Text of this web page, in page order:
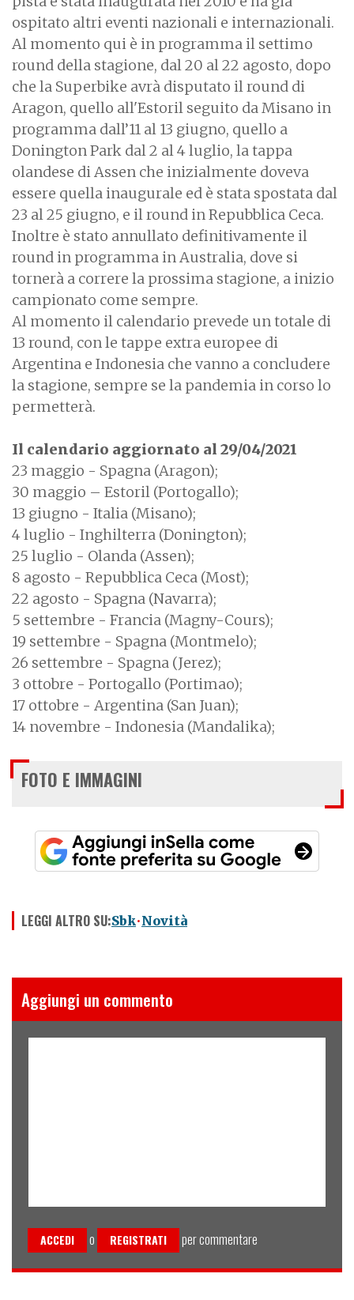
ospitato altri eventi nazionali e internazionali.
Al momento qui è in programma il settimo
round della stagione, dal 20 al 22 agosto, dopo
che la Superbike avrà disputato il round di
Aragon, quello all'Estoril seguito da Misano in
programma dall’11 al 13 giugno, quello a
Donington Park dal 2 al 4 luglio, la tappa
olandese di Assen che inizialmente doveva
essere quella inaugurale ed è stata spostata dal
23 al 25 giugno, e il round in Repubblica Ceca.
Inoltre è stato annullato definitivamente il
round in programma in Australia, dove si
tornerà a correre la prossima stagione, a inizio
campionato come sempre.
Al momento il calendario prevede un totale di
13 round, con le tappe extra europee di
Argentina e Indonesia che vanno a concludere
la stagione, sempre se la pandemia in corso lo
permetterà.
Il calendario aggiornato al 29/04/2021
23 maggio - Spagna (Aragon);
30 maggio – Estoril (Portogallo);
13 giugno - Italia (Misano);
4 luglio - Inghilterra (Donington);
25 luglio - Olanda (Assen);
8 agosto - Repubblica Ceca (Most);
22 agosto - Spagna (Navarra);
5 settembre - Francia (Magny-Cours);
19 settembre - Spagna (Montmelo);
26 settembre - Spagna (Jerez);
3 ottobre - Portogallo (Portimao);
17 ottobre - Argentina (San Juan);
14 novembre - Indonesia (Mandalika);
FOTO E IMMAGINI
LEGGI ALTRO SU:Sbk Novità
Aggiungi un commento
ACCEDI o REGISTRATI per commentare